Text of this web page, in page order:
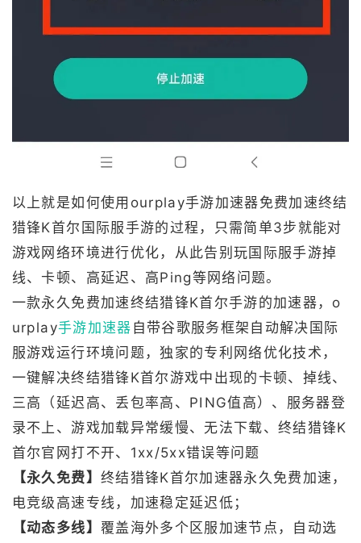
以上就是如何使用ourplay手游加速器免费加速终结
猎锋K首尔国际服手游的过程，只需简单3步就能对
游戏网络环境进行优化，从此告别玩国际服手游掉
线、卡顿、高延迟、高Ping等网络问题。
一款永久免费加速终结猎锋K首尔手游的加速器，o
urplay手游加速器 自带谷歌服务框架自动解决国际
服游戏运行环境问题，独家的专利网络优化技术，
一键解决终结猎锋K首尔游戏中出现的卡顿、掉线、
三高（延迟高、丢包率高、PING值高）、服务器登
录不上、游戏加载异常缓慢、无法下载、终结猎锋K
首尔官网打不开、1xx/5xx错误等问题
【永久免费】 终结猎锋K首尔加速器永久免费加速，
电竞级高速专线，加速稳定延迟低；
【动态多线】 覆盖海外多个区服加速节点，自动选